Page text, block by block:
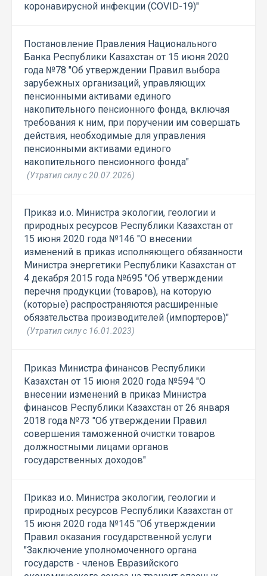
коронавирусной инфекции (COVID-19)"
Постановление Правления Национального
Банка Республики Казахстан от 15 июня 2020
года №78 "Об утверждении Правил выбора
зарубежных организаций, управляющих
пенсионными активами единого
накопительного пенсионного фонда, включая
требования к ним, при поручении им совершать
действия, необходимые для управления
пенсионными активами единого
накопительного пенсионного фонда"
(Утратил силу с 20.07.2026)
Приказ и.о. Министра экологии, геологии и
природных ресурсов Республики Казахстан от
15 июня 2020 года №146 "О внесении
изменений в приказ исполняющего обязанности
Министра энергетики Республики Казахстан от
4 декабря 2015 года №695 "Об утверждении
перечня продукции (товаров), на которую
(которые) распространяются расширенные
обязательства производителей (импортеров)"
(Утратил силу с 16.01.2023)
Приказ Министра финансов Республики
Казахстан от 15 июня 2020 года №594 "О
внесении изменений в приказ Министра
финансов Республики Казахстан от 26 января
2018 года №73 "Об утверждении Правил
совершения таможенной очистки товаров
должностными лицами органов
государственных доходов"
Приказ и.о. Министра экологии, геологии и
природных ресурсов Республики Казахстан от
15 июня 2020 года №145 "Об утверждении
Правил оказания государственной услуги
"Заключение уполномоченного органа
государств - членов Евразийского